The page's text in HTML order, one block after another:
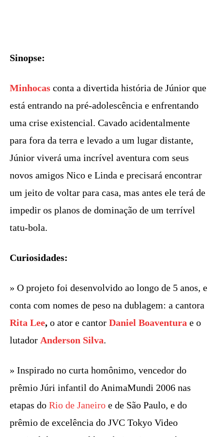
Sinopse:
Minhocas conta a divertida história de Júnior que
está entrando na pré-adolescência e enfrentando
uma crise existencial. Cavado acidentalmente
para fora da terra e levado a um lugar distante,
Júnior viverá uma incrível aventura com seus
novos amigos Nico e Linda e precisará encontrar
um jeito de voltar para casa, mas antes ele terá de
impedir os planos de dominação de um terrível
tatu-bola.
Curiosidades:
» O projeto foi desenvolvido ao longo de 5 anos, e
conta com nomes de peso na dublagem: a cantora
Rita Lee, o ator e cantor Daniel Boaventura e o
lutador Anderson Silva.
» Inspirado no curta homônimo, vencedor do
prêmio Júri infantil do AnimaMundi 2006 nas
etapas do Rio de Janeiro e de São Paulo, e do
prêmio de excelência do JVC Tokyo Video